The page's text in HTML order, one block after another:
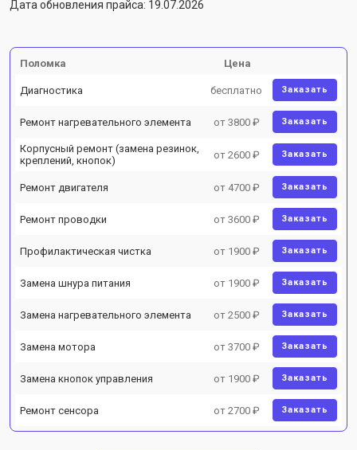
Дата обновления прайса: 19.07.2026
Поломка Цена
Диагностика бесплатно Заказать
Ремонт нагревательного элемента от 3800 ₽ Заказать
Корпусный ремонт (замена резинок,
креплений, кнопок)
от 2600 ₽ Заказать
Ремонт двигателя от 4700 ₽ Заказать
Ремонт проводки от 3600 ₽ Заказать
Профилактическая чистка от 1900 ₽ Заказать
Замена шнура питания от 1900 ₽ Заказать
Замена нагревательного элемента от 2500 ₽ Заказать
Замена мотора от 3700 ₽ Заказать
Замена кнопок управления от 1900 ₽ Заказать
Ремонт сенсора от 2700 ₽ Заказать